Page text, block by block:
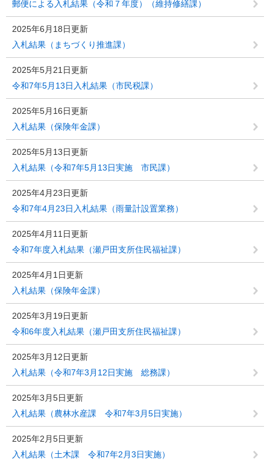
郵便による入札結果（令和７年度）（維持修繕課）
2025年6月18日更新
入札結果（まちづくり推進課）
2025年5月21日更新
令和7年5月13日入札結果（市民税課）
2025年5月16日更新
入札結果（保険年金課）
2025年5月13日更新
入札結果（令和7年5月13日実施 市民課）
2025年4月23日更新
令和7年4月23日入札結果（雨量計設置業務）
2025年4月11日更新
令和7年度入札結果（瀬戸田支所住民福祉課）
2025年4月1日更新
入札結果（保険年金課）
2025年3月19日更新
令和6年度入札結果（瀬戸田支所住民福祉課）
2025年3月12日更新
入札結果（令和7年3月12日実施 総務課）
2025年3月5日更新
入札結果（農林水産課 令和7年3月5日実施）
2025年2月5日更新
入札結果（土木課 令和7年2月3日実施）